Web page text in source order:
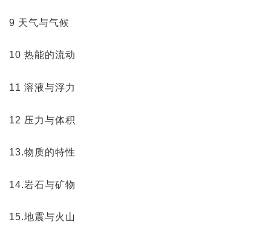
9 天气与气候
10 热能的流动
11 溶液与浮力
12 压力与体积
13.物质的特性
14.岩石与矿物
15.地震与火山